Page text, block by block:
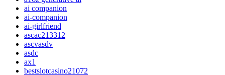
ai companion
ai-companion
ai-girlfriend
ascac213312
ascvasdv
asdc
ax1
bestslotcasino21072